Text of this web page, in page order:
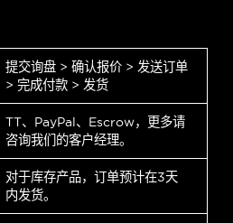
提交询盘 > 确认报价 > 发送订单
> 完成付款 > 发货
TT、PayPal、Escrow，更多请
咨询我们的客户经理。
对于库存产品，订单预计在3天
内发货。